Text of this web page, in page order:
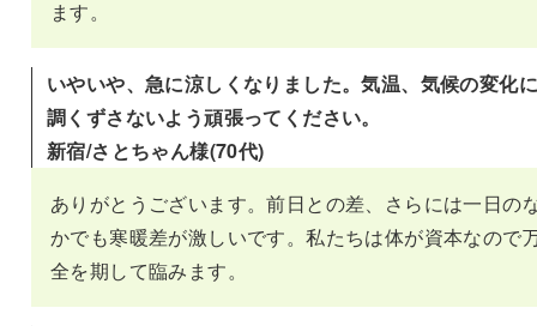
ます。
いやいや、急に涼しくなりました。気温、気候の変化
調くずさないよう頑張ってください。
新宿/さとちゃん様(70代)
ありがとうございます。前日との差、さらには一日の
かでも寒暖差が激しいです。私たちは体が資本なので
全を期して臨みます。